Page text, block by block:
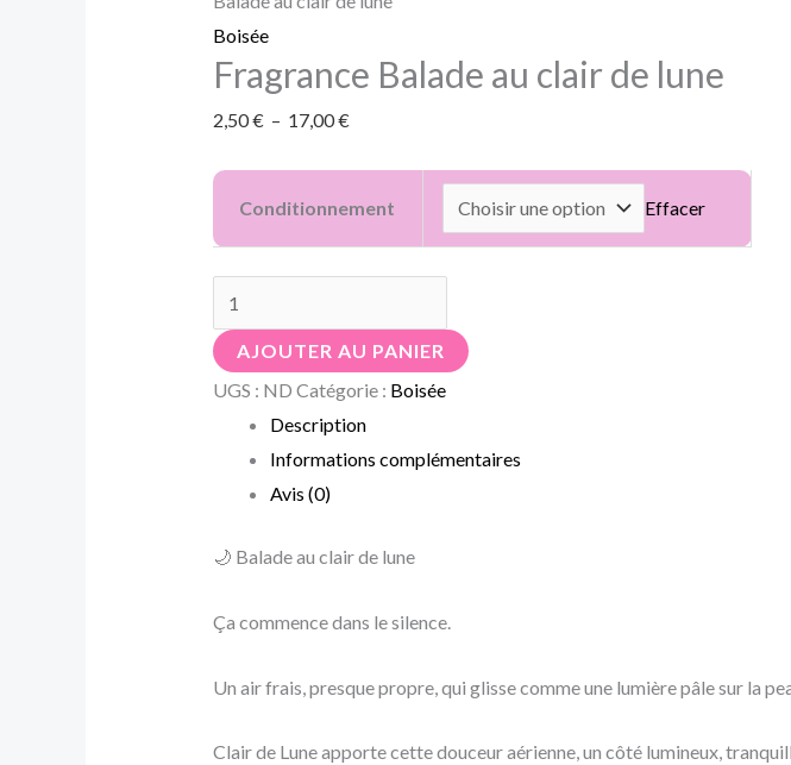
Boisée
Fragrance Balade au clair de lune
2,50€ – 17,00€
Conditionnement Effacer
lune
AJOUTER AU PANIER
UGS : ND Catégorie : Boisée
Description
Informations complémentaires
Avis (0)
🌙 Balade au clair de lune
Ça commence dans le silence.
Un air frais, presque propre, qui glisse comme une lumière pâle sur la
Clair de Lune apporte cette douceur aérienne, un côté lumineux,